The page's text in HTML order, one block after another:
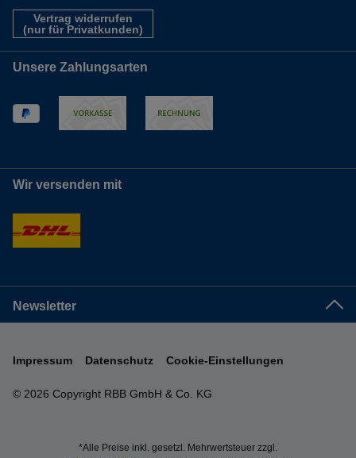
Vertrag widerrufen
(nur für Privatkunden)
Unsere Zahlungsarten
Wir versenden mit
Newsletter
© 2026 Copyright RBB GmbH & Co. KG
Impressum Datenschutz Cookie-Einstellungen
*Alle Preise inkl. gesetzl. Mehrwertsteuer zzgl.